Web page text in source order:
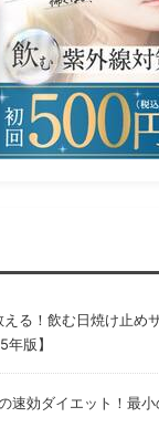
る！飲む日焼け止め
版】
速効ダイエット！最